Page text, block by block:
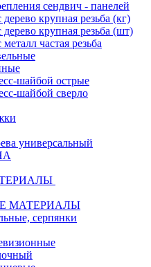
сендвич - панелей
крупная резьба (кг)
крупная резьба (шт)
частая резьба
шайбой острые
шайбой сверло
универсальный
МАТЕРИАЛЫ
серпянки